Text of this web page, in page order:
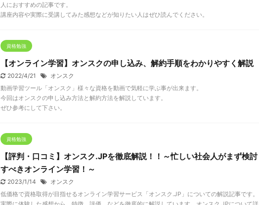
人におすすめの記事です。
講座内容や実際に受講してみた感想などが知りたい人はぜひ読んでください。
資格勉強
【オンライン学習】オンスクの申し込み、解約手順をわかりやすく解説
2022/4/21
オンスク
動画学習ツール「オンスク」様々な資格を動画で気軽に学ぶ事が出来ます。
今回はオンスクの申し込み方法と解約方法を解説しています。
ぜひ参考にして下さい。
資格勉強
【評判・口コミ】オンスク.JPを徹底解説！！～忙しい社会人がまず検討
すべきオンライン学習！～
2023/1/14
オンスク
低価格で資格取得が目指せるオンライン学習サービス「オンスク.JP」についての解説記事です。